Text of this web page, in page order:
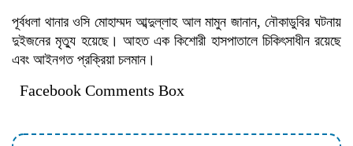
পূর্বধলা থানার ওসি মোহাম্মদ আব্দুল্লাহ আল মামুন জানান, নৌকাডুবির ঘটনায়
দুইজনের মৃত্যু হয়েছে। আহত এক কিশোরী হাসপাতালে চিকিৎসাধীন রয়েছে
এবং আইনগত প্রক্রিয়া চলমান।
Facebook Comments Box